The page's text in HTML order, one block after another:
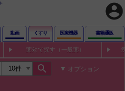
account_circle
動画 くすり 医療機器 書籍通販
薬効で探す（一般薬）
search オプション